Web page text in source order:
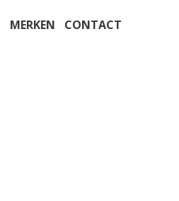
MERKEN CONTACT